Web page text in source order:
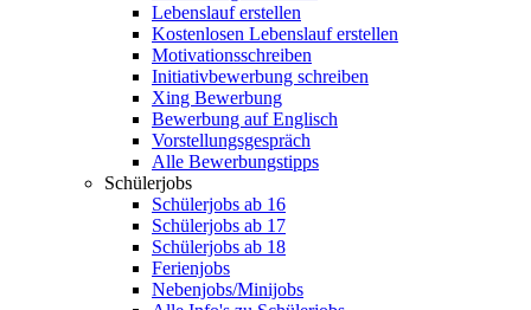
Lebenslauf erstellen
Kostenlosen Lebenslauf erstellen
Motivationsschreiben
Initiativbewerbung schreiben
Xing Bewerbung
Bewerbung auf Englisch
Vorstellungsgespräch
Alle Bewerbungstipps
Schülerjobs
Schülerjobs ab 16
Schülerjobs ab 17
Schülerjobs ab 18
Ferienjobs
Nebenjobs/Minijobs